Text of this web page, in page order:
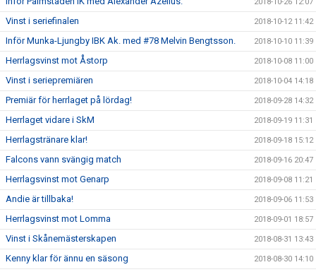
2018-10-26 12:07
Vinst i seriefinalen 2018-10-12 11:42
Inför Munka-Ljungby IBK Ak. med #78 Melvin Bengtsson. 2018-10-10 11:39
Herrlagsvinst mot Åstorp 2018-10-08 11:00
Vinst i seriepremiären 2018-10-04 14:18
Premiär för herrlaget på lördag! 2018-09-28 14:32
Herrlaget vidare i SkM 2018-09-19 11:31
Herrlagstränare klar! 2018-09-18 15:12
Falcons vann svängig match 2018-09-16 20:47
Herrlagsvinst mot Genarp 2018-09-08 11:21
Andie är tillbaka! 2018-09-06 11:53
Herrlagsvinst mot Lomma 2018-09-01 18:57
Vinst i Skånemästerskapen 2018-08-31 13:43
Kenny klar för ännu en säsong 2018-08-30 14:10